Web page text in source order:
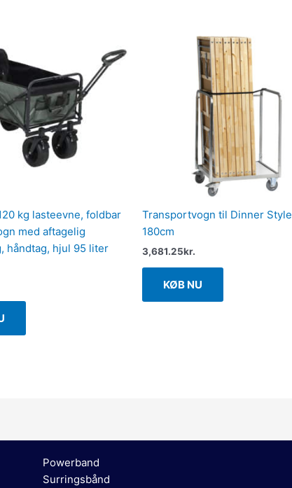
kg lasteevne, foldbar
med aftagelig
håndtag, hjul 95 liter
Transportvogn til Dinner Style
180cm
3,681.25kr.
KØB NU
Powerband
Surringsbånd